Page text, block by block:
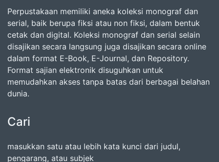
Perpustakaan memiliki aneka koleksi monograf dan
serial, baik berupa fiksi atau non fiksi, dalam bentuk
cetak dan digital. Koleksi monograf dan serial selain
disajikan secara langsung juga disajikan secara online
dalam format E-Book, E-Journal, dan Repository.
Format sajian elektronik disuguhkan untuk
memudahkan akses tanpa batas dari berbagai belahan
dunia.
Cari
masukkan satu atau lebih kata kunci dari judul,
pengarang, atau subjek